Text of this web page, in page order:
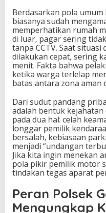
Berdasarkan pola
biasanya sudah
memperhatikan rumah
di luar, pagar sering
tanpa CCTV. Saat
dilakukan cepat, sering
menit. Fakta bahwa
ketika warga terlelap
batas antara zona aman
Dari sudut pandang
adalah bentuk
pada dua hal: celah
longgar pemilik
bersalah, kebiasaan
menjadi “undangan
Jika kita ingin menekan
pola pikir pemilik motor
tindakan tegas aparat
Peran Polsek
Mengungkap